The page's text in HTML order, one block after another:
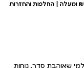
עלות משלוח 19 ₪ | משלוח חינם ברכישה ב-99 ₪ ומעלה | החלפות והחזרות
שאוהבת סדר, נוחות